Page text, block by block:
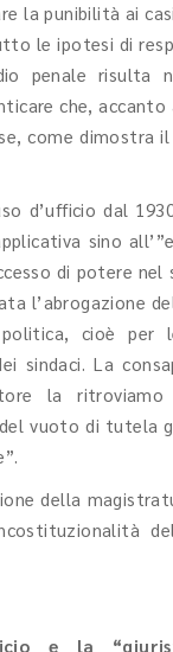
la punibilità ai
le ipotesi di
penale risulta
che,
come dimostra
d’ufficio dal
sino
di potere nel
l’abrogazione
cioè per
sindaci. La
la
vuoto di tutela
della
e la